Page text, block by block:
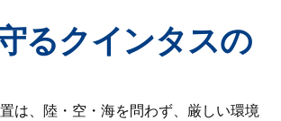
るクインタスの
は、陸・空・海を問わず、厳しい環境